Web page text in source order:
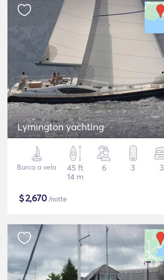
Lymington yachting
Barca a vela
45 ft
14 m
6 3 3
$2,670 /notte